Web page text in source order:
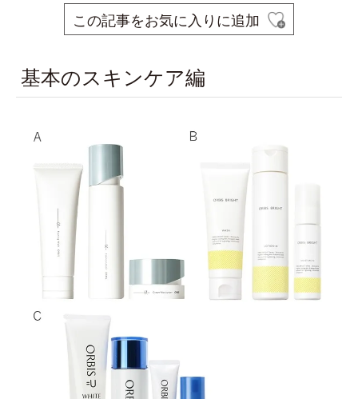
この記事をお気に入りに追加
基本のスキンケア編